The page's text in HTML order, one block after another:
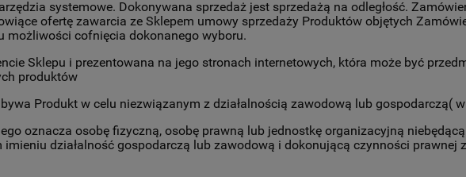
systemowe. Dokonywana sprzedaż jest sprzedażą na odległość.
ofertę zawarcia ze Sklepem umowy sprzedaży Produktów objętych
możliwości cofnięcia dokonanego wyboru.
Sklepu i prezentowana na jego stronach internetowych, która może być
produktów
Produkt w celu niezwiązanym z działalnością zawodową lub gospodarczą(
oznacza osobę fizyczną, osobę prawną lub jednostkę organizacyjną
działalność gospodarczą lub zawodową i dokonującą czynności prawnej